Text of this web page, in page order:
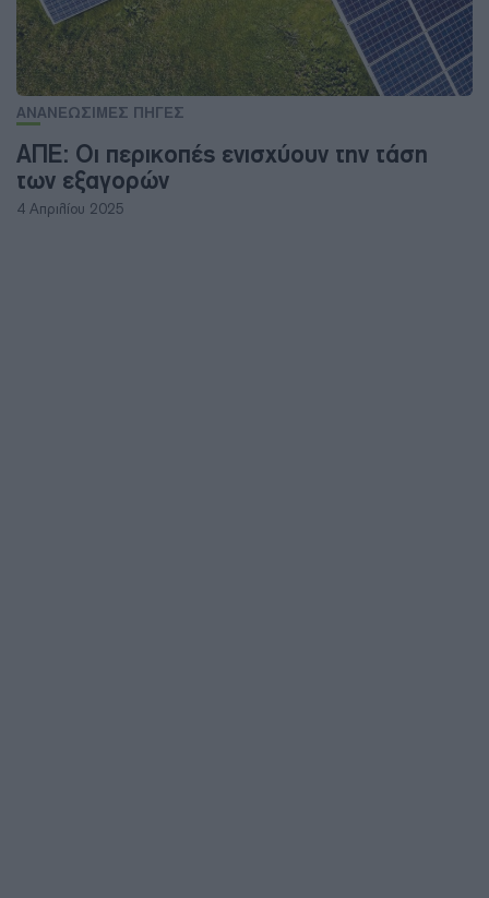
ΑΝΑΝΕΩΣΙΜΕΣ ΠΗΓΕΣ
ΑΠΕ: Οι περικοπές ενισχύουν την τάση
των εξαγορών
4 Απριλίου 2025